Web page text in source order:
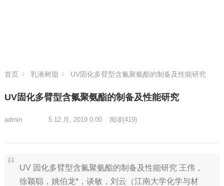
首页 乳液树脂 UV固化多臂型含氟聚氨酯的制备及性能研究
UV固化多臂型含氟聚氨酯的制备及性能研究
admin 5 12 月, 2019 0:00 阅读(419)
UV 固化多臂型含氟聚氨酯的制备及性能研究 王伟，
徐颖聪，姚伯龙*，谈敏，刘云（江南大学化学与材